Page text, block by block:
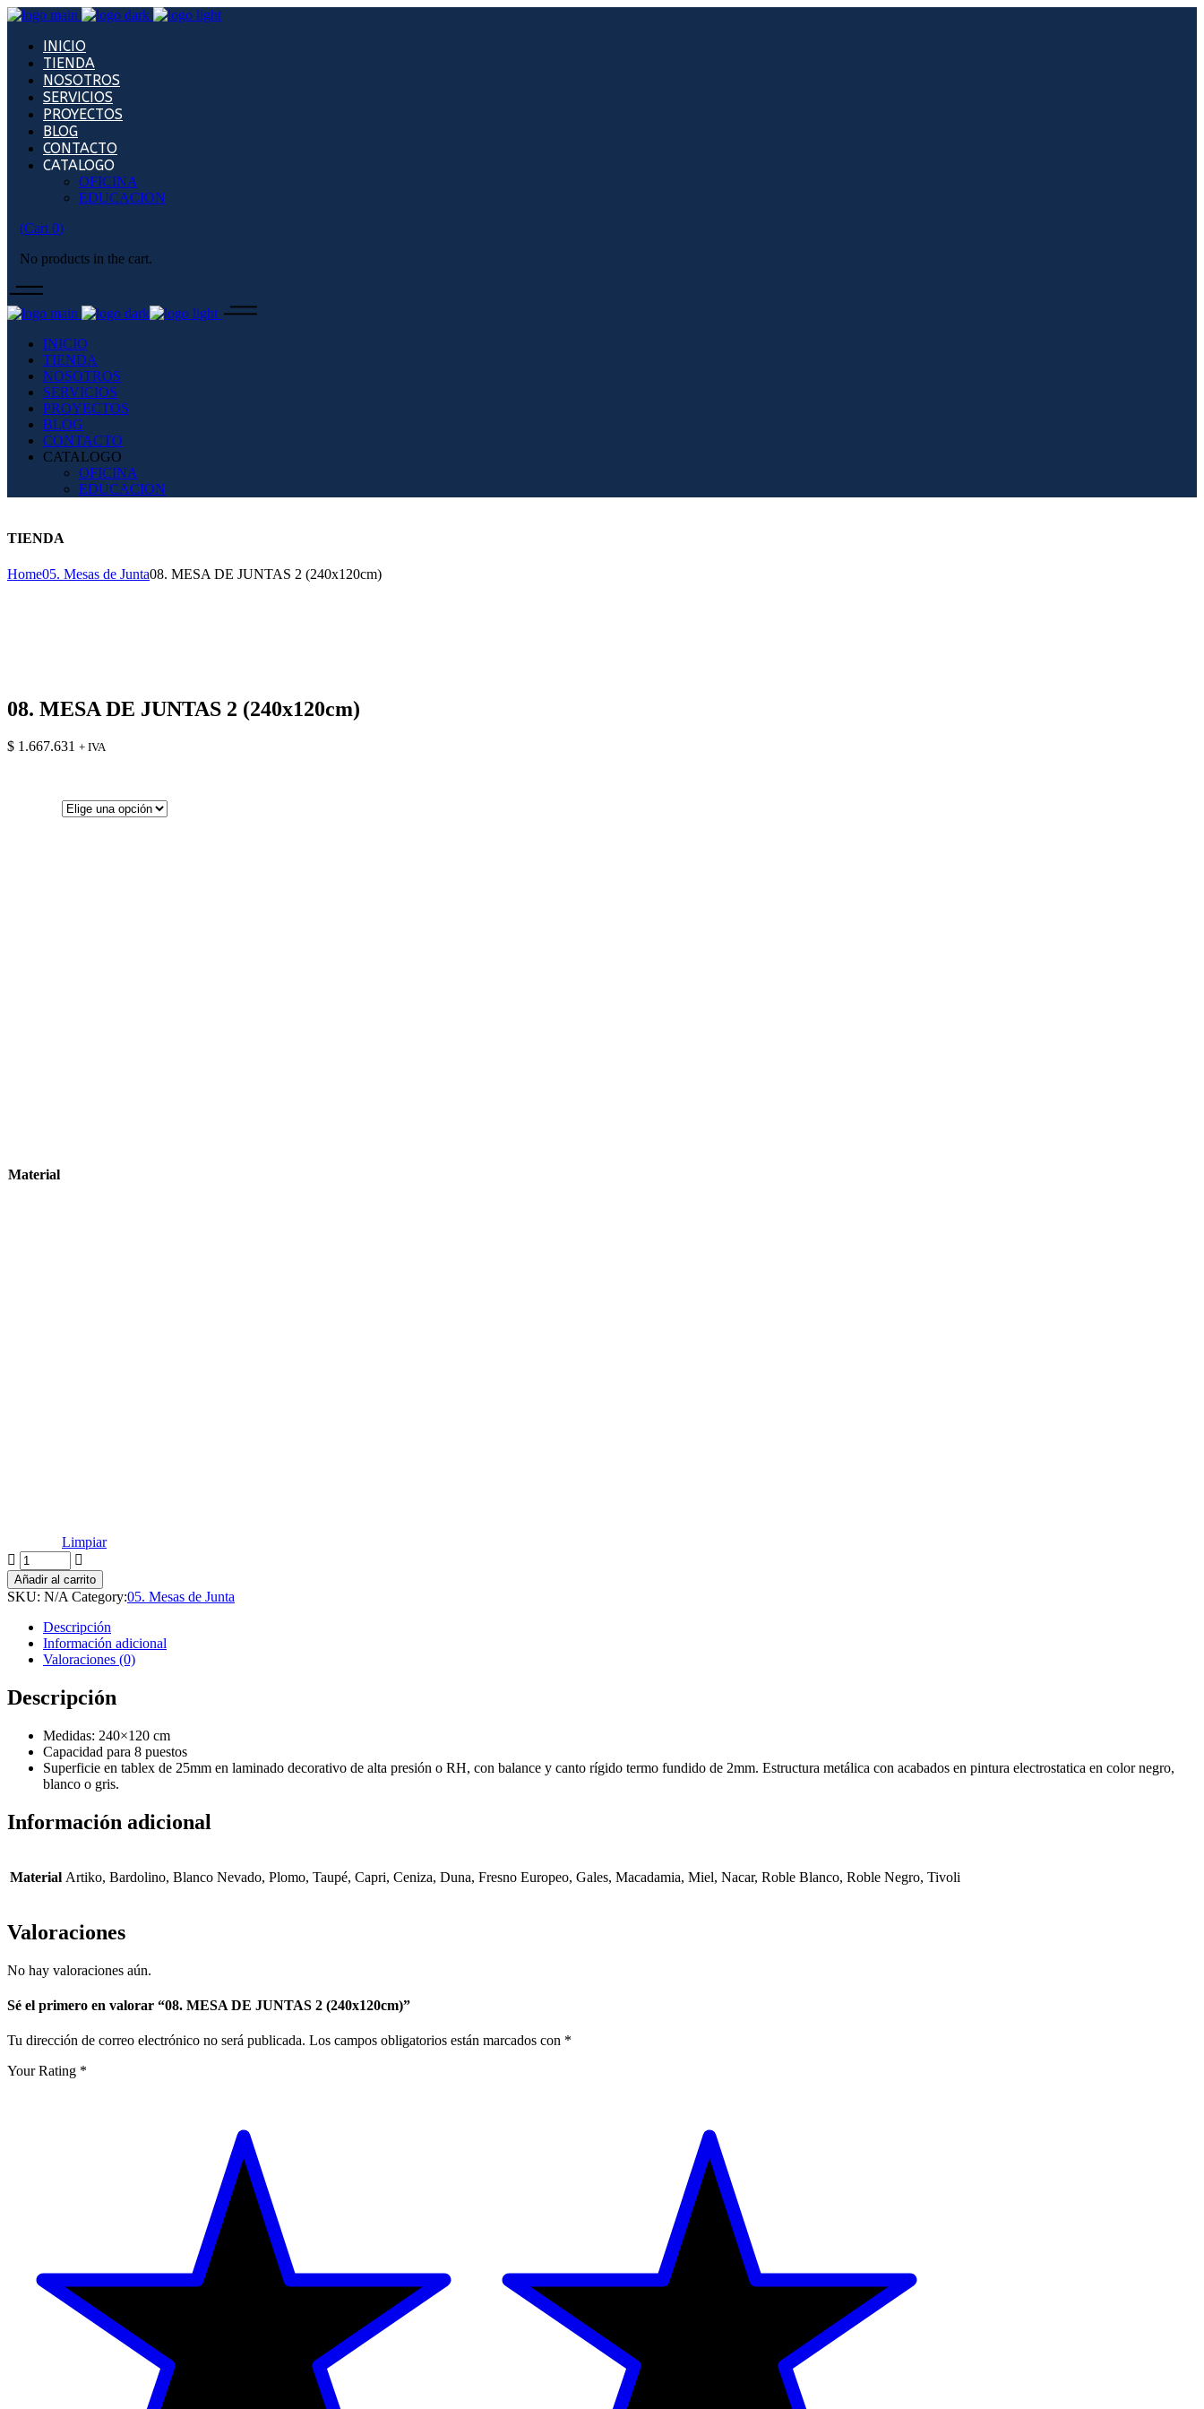
INICIO
TIENDA
NOSOTROS
SERVICIOS
PROYECTOS
BLOG
CONTACTO
CATALOGO
OFICINA
EDUCACION
(Cart 0)
No products in the cart.
INICIO
TIENDA
NOSOTROS
SERVICIOS
PROYECTOS
BLOG
CONTACTO
CATALOGO
OFICINA
EDUCACION
TIENDA
Home05. Mesas de Junta08. MESA DE JUNTAS 2 (240x120cm)
08. MESA DE JUNTAS 2 (240x120cm)
$ 1.667.631 + IVA
Material
Limpiar
Añadir al carrito
SKU: N/A Category:05. Mesas de Junta
Descripción
Información adicional
Valoraciones (0)
Descripción
Medidas: 240×120 cm
Capacidad para 8 puestos
Superficie en tablex de 25mm en laminado decorativo de alta presión o RH, con balance y canto rígido termo fundido de 2mm. Estructura metálica con acabados en pintura electrostatica en color negro,
blanco o gris.
Información adicional
Material Artiko, Bardolino, Blanco Nevado, Plomo, Taupé, Capri, Ceniza, Duna, Fresno Europeo, Gales, Macadamia, Miel, Nacar, Roble Blanco, Roble Negro, Tivoli
Valoraciones
No hay valoraciones aún.
Sé el primero en valorar “08. MESA DE JUNTAS 2 (240x120cm)”
Tu dirección de correo electrónico no será publicada. Los campos obligatorios están marcados con *
Your Rating *